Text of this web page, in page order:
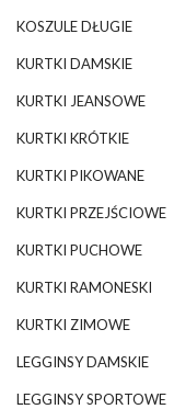
KOSZULE DŁUGIE
KURTKI DAMSKIE
KURTKI JEANSOWE
KURTKI KRÓTKIE
KURTKI PIKOWANE
KURTKI PRZEJŚCIOWE
KURTKI PUCHOWE
KURTKI RAMONESKI
KURTKI ZIMOWE
LEGGINSY DAMSKIE
LEGGINSY SPORTOWE